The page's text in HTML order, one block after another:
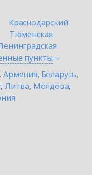
Краснодарский
Тюменская
пункты
, Армения, Беларусь,
, Литва, Молдова,